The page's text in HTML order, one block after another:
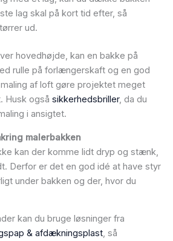
lag skal på kort tid efter, så
ud.
hovedhøjde, kan en bakke på
rulle på forlængerskaft og en god
maling af loft gøre projektet meget
Husk også sikkerhedsbriller, da du
i ansigtet.
malerbakken
kan der komme lidt dryp og stænk,
Derfor er det en god idé at have styr
under bakken og der, hvor du
kan du bruge løsninger fra
& afdækningsplast, så